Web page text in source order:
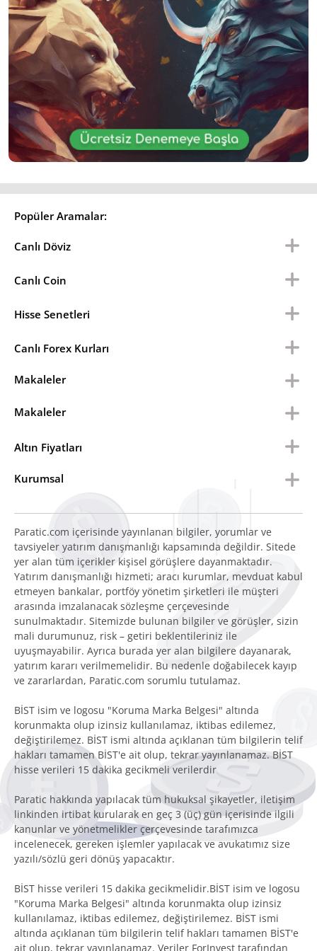
Popüler Aramalar:
Canlı Döviz
Canlı Coin
Hisse Senetleri
Canlı Forex Kurları
Makaleler
Makaleler
Altın Fiyatları
Kurumsal
Paratic.com içerisinde yayınlanan bilgiler, yorumlar ve
tavsiyeler yatırım danışmanlığı kapsamında değildir. Sitede
yer alan tüm içerikler kişisel görüşlere dayanmaktadır.
Yatırım danışmanlığı hizmeti; aracı kurumlar, mevduat kabul
etmeyen bankalar, portföy yönetim şirketleri ile müşteri
arasında imzalanacak sözleşme çerçevesinde
sunulmaktadır. Sitemizde bulunan bilgiler ve görüşler, sizin
mali durumunuz, risk – getiri beklentileriniz ile
uyuşmayabilir. Ayrıca burada yer alan bilgilere dayanarak,
yatırım kararı verilmemelidir. Bu nedenle doğabilecek kayıp
ve zararlardan, Paratic.com sorumlu tutulamaz.
BİST isim ve logosu "Koruma Marka Belgesi" altında
korunmakta olup izinsiz kullanılamaz, iktibas edilemez,
değiştirilemez. BİST ismi altında açıklanan tüm bilgilerin telif
hakları tamamen BİST'e ait olup, tekrar yayınlanamaz. BİST
hisse verileri 15 dakika gecikmeli verilerdir
Paratic hakkında yapılacak tüm hukuksal şikayetler, iletişim
linkinden irtibat kurularak en geç 3 (üç) gün içerisinde ilgili
kanunlar ve yönetmelikler çerçevesinde tarafımızca
incelenecek, gereken işlemler yapılacak ve avukatımız size
yazılı/sözlü geri dönüş yapacaktır.
BİST hisse verileri 15 dakika gecikmelidir.BİST isim ve logosu
"Koruma Marka Belgesi" altında korunmakta olup izinsiz
kullanılamaz, iktibas edilemez, değiştirilemez. BİST ismi
altında açıklanan tüm bilgilerin telif hakları tamamen BİST'e
ait olup, tekrar yayınlanamaz. Veriler ForInvest tarafından